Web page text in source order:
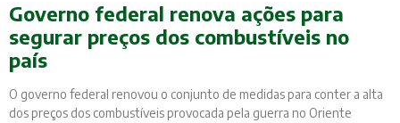
Governo federal renova ações para
segurar preços dos combustíveis no
país
O governo federal renovou o conjunto de medidas para conter a alta
dos preços dos combustíveis provocada pela guerra no Oriente